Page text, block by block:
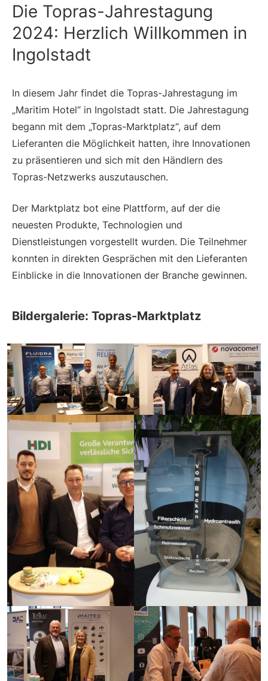
Die Topras-Jahrestagung
2024: Herzlich Willkommen in
Ingolstadt
In diesem Jahr findet die Topras-Jahrestagung im
„Maritim Hotel“ in Ingolstadt statt. Die Jahrestagung
begann mit dem „Topras-Marktplatz“, auf dem
Lieferanten die Möglichkeit hatten, ihre Innovationen
zu präsentieren und sich mit den Händlern des
Topras-Netzwerks auszutauschen.
Der Marktplatz bot eine Plattform, auf der die
neuesten Produkte, Technologien und
Dienstleistungen vorgestellt wurden. Die Teilnehmer
konnten in direkten Gesprächen mit den Lieferanten
Einblicke in die Innovationen der Branche gewinnen.
Bildergalerie: Topras-Marktplatz